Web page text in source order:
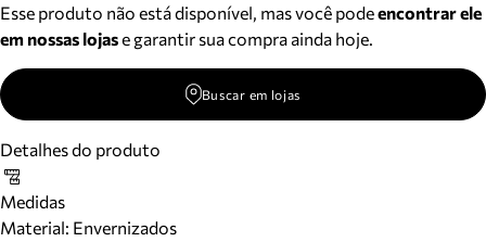
Esse produto não está disponível, mas você podeencontrar ele
em nossas lojase garantir sua compra ainda hoje.
Buscar em lojas
Detalhes do produto
Medidas
Material: Envernizados